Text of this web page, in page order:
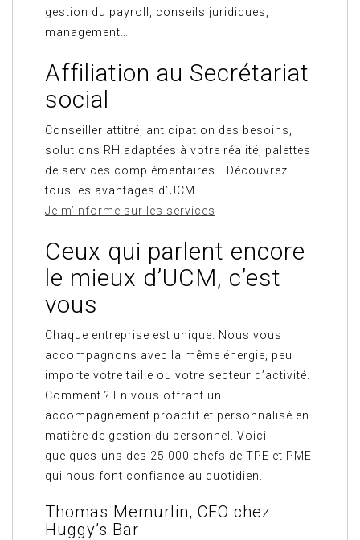
gestion du payroll, conseils juridiques,
management…
Affiliation au Secrétariat
social
Conseiller attitré, anticipation des besoins,
solutions RH adaptées à votre réalité, palettes
de services complémentaires… Découvrez
tous les avantages d’UCM.
Je m’informe sur les services
Ceux qui parlent encore
le mieux d’UCM, c’est
vous
Chaque entreprise est unique. Nous vous
accompagnons avec la même énergie, peu
importe votre taille ou votre secteur d’activité.
Comment ? En vous offrant un
accompagnement proactif et personnalisé en
matière de gestion du personnel. Voici
quelques-uns des 25.000 chefs de TPE et PME
qui nous font confiance au quotidien.
Thomas Memurlin, CEO chez
Huggy’s Bar